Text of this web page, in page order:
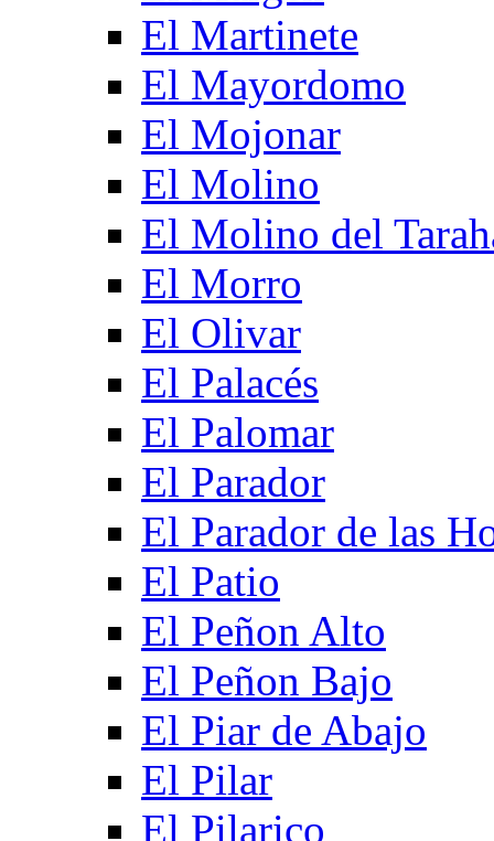
El Martinete
El Mayordomo
El Mojonar
El Molino
El Molino del
El Morro
El Olivar
El Palacés
El Palomar
El Parador
El Parador de las
El Patio
El Peñon Alto
El Peñon Bajo
El Piar de Abajo
El Pilar
El Pilarico